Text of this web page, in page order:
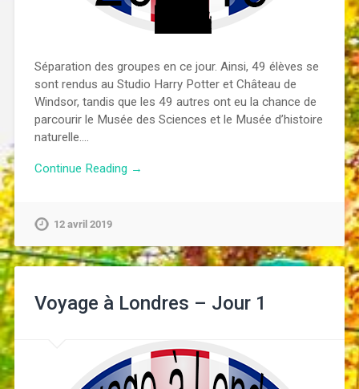
Séparation des groupes en ce jour. Ainsi, 49 élèves se
sont rendus au Studio Harry Potter et Château de
Windsor, tandis que les 49 autres ont eu la chance de
parcourir le Musée des Sciences et le Musée d’histoire
naturelle….
Continue Reading →
12 avril 2019
Voyage à Londres – Jour 1